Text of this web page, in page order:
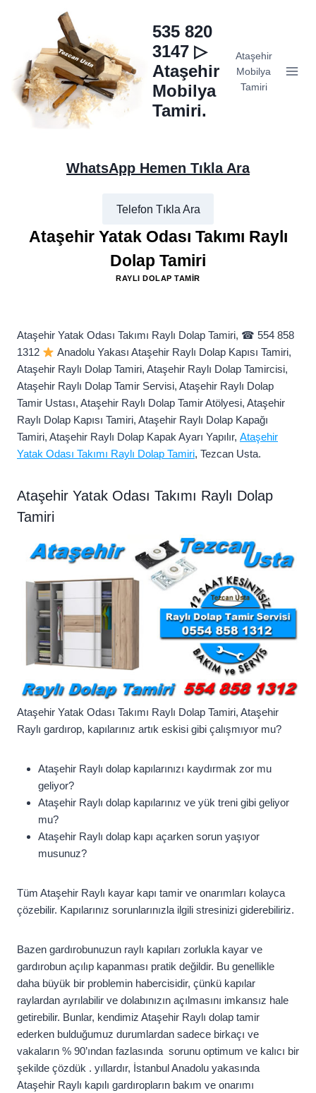
535 820
3147 ▷
Ataşehir
Mobilya
Tamiri.
Ataşehir
Mobilya
Tamiri
WhatsApp Hemen Tıkla Ara
Telefon Tıkla Ara
Ataşehir Yatak Odası Takımı Raylı
Dolap Tamiri
RAYLI DOLAP TAMIR
Ataşehir Yatak Odası Takımı Raylı Dolap Tamiri, ☎ 554 858
1312
Anadolu Yakası Ataşehir Raylı Dolap Kapısı Tamiri,
Ataşehir Raylı Dolap Tamiri, Ataşehir Raylı Dolap Tamircisi,
Ataşehir Raylı Dolap Tamir Servisi, Ataşehir Raylı Dolap
Tamir Ustası, Ataşehir Raylı Dolap Tamir Atölyesi, Ataşehir
Raylı Dolap Kapısı Tamiri, Ataşehir Raylı Dolap Kapağı
Tamiri, Ataşehir Raylı Dolap Kapak Ayarı Yapılır, Ataşehir
Yatak Odası Takımı Raylı Dolap Tamiri, Tezcan Usta.
Ataşehir Yatak Odası Takımı Raylı Dolap
Tamiri
Ataşehir Yatak Odası Takımı Raylı Dolap Tamiri, Ataşehir
Raylı gardırop, kapılarınız artık eskisi gibi çalışmıyor mu?
Ataşehir Raylı dolap kapılarınızı kaydırmak zor mu
geliyor?
Ataşehir Raylı dolap kapılarınız ve yük treni gibi geliyor
mu?
Ataşehir Raylı dolap kapı açarken sorun yaşıyor
musunuz?
Tüm Ataşehir Raylı kayar kapı tamir ve onarımları kolayca
çözebilir. Kapılarınız sorunlarınızla ilgili stresinizi giderebiliriz.
Bazen gardırobunuzun raylı kapıları zorlukla kayar ve
gardırobun açılıp kapanması pratik değildir. Bu genellikle
daha büyük bir problemin habercisidir, çünkü kapılar
raylardan ayrılabilir ve dolabınızın açılmasını imkansız hale
getirebilir. Bunlar, kendimiz Ataşehir Raylı dolap tamir
ederken bulduğumuz durumlardan sadece birkaçı ve
vakaların % 90’ından fazlasında sorunu optimum ve kalıcı bir
şekilde çözdük . yıllardır, İstanbul Anadolu yakasında
Ataşehir Raylı kapılı gardıropların bakım ve onarımı